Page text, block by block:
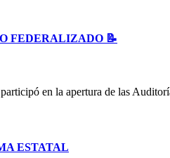
FEDERALIZADO 📝
en la apertura de las
ESTATAL